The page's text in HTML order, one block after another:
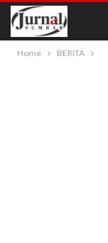
Home BERITA